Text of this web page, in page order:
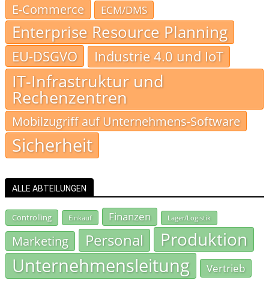
E-Commerce
ECM/DMS
Enterprise Resource Planning
EU-DSGVO Industrie 4.0 und IoT
IT-Infrastruktur und
Rechenzentren
Mobilzugriff auf Unternehmens-Software
Sicherheit
ALLE ABTEILUNGEN
Controlling Einkauf Finanzen Lager/Logistik
Marketing Personal Produktion
Unternehmensleitung Vertrieb